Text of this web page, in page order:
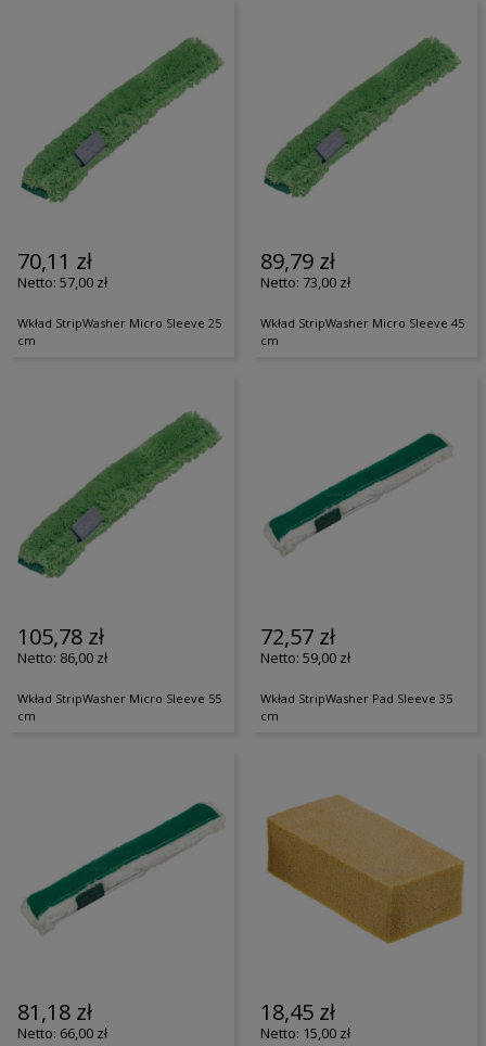
70,11 zł
57,00 zł
Wkład StripWasher Micro Sleeve 25
cm
89,79 zł
73,00 zł
Wkład StripWasher Micro Sleeve 45
cm
105,78 zł
86,00 zł
Wkład StripWasher Micro Sleeve 55
cm
72,57 zł
59,00 zł
Wkład StripWasher Pad Sleeve 35
cm
81,18 zł
66,00 zł
18,45 zł
15,00 zł